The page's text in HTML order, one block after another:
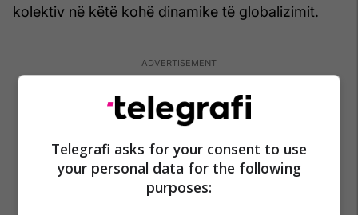
kolektiv në këtë kohë dinamike të globalizimit.
Telegrafi asks for your consent to use
your personal data for the following
purposes: